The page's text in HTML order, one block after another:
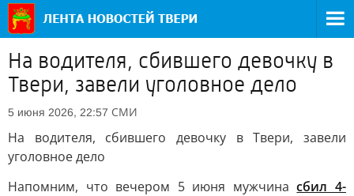
На водителя, сбившего девочку в
Твери, завели уголовное дело
5 июня 2026, 22:57 СМИ
На водителя, сбившего девочку в Твери, завели
уголовное дело
Напомним, что вечером 5 июня мужчинасбил 4-